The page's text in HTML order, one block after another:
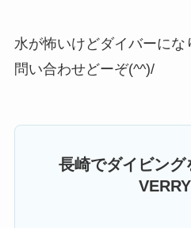
水が怖いけどダイバーに
問い合わせどーぞ(^^)/
長崎でダイビング